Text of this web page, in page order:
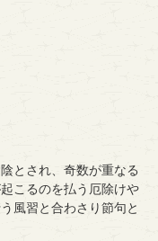
とされ、奇数が重なる
こるのを払う厄除けや
風習と合わさり節句と